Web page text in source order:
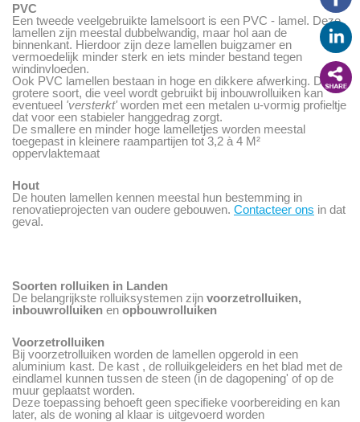
PVC
Een tweede veelgebruikte lamelsoort is een PVC - lamel. Deze
lamellen zijn meestal dubbelwandig, maar hol aan de
binnenkant. Hierdoor zijn deze lamellen buigzamer en
vermoedelijk minder sterk en iets minder bestand tegen
windinvloeden.
Ook PVC lamellen bestaan in hoge en dikkere afwerking. Deze
grotere soort, die veel wordt gebruikt bij inbouwrolluiken kan
eventueel 'versterkt' worden met een metalen u-vormig profieltje
dat voor een stabieler hanggedrag zorgt.
De smallere en minder hoge lamelletjes worden meestal
toegepast in kleinere raampartijen tot 3,2 à 4 M²
oppervlaktemaat
Hout
De houten lamellen kennen meestal hun bestemming in
renovatieprojecten van oudere gebouwen. Contacteer ons in dat
geval.
Soorten rolluiken in Landen
De belangrijkste rolluiksystemen zijn voorzetrolluiken,
inbouwrolluiken en opbouwrolluiken
Voorzetrolluiken
Bij voorzetrolluiken worden de lamellen opgerold in een
aluminium kast. De kast , de rolluikgeleiders en het blad met de
eindlamel kunnen tussen de steen (in de dagopening' of op de
muur geplaatst worden.
Deze toepassing behoeft geen specifieke voorbereiding en kan
later, als de woning al klaar is uitgevoerd worden